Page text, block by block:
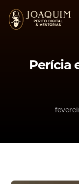
para
Perícia